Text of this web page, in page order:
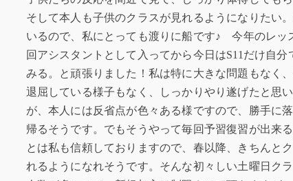
そして本人も子供のクラスが見れるようになりたい
いるので、私にとっても渡りに船です♪ 今年のレッ
回アシスタントとして入ってから今日はS11だけ自分
みる。と頑張りました！私は特に大きな問題もなく
退屈している様子もなく、しっかりやり遂げたと思
が、本人には反省点が色々ある様ですので、勝手に
帰るそうです。でもそうやって毎回予習復習が出来
とは私も信頼しておりますので、春以降、きちんと
れるようになれそうです。そんな初々しい土曜日ク